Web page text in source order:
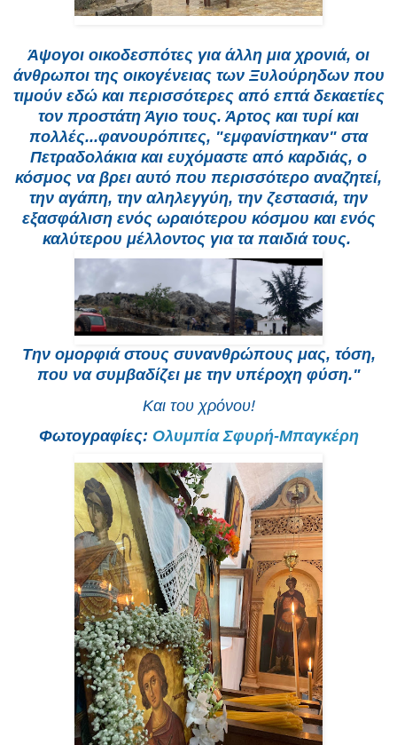
Άψογοι οικοδεσπότες για άλλη μια χρονιά, οι
άνθρωποι της οικογένειας των Ξυλούρηδων που
τιμούν εδώ και περισσότερες από επτά δεκαετίες
τον προστάτη Άγιο τους. Άρτος και τυρί και
πολλές...φανουρόπιτες, "εμφανίστηκαν" στα
Πετραδολάκια και ευχόμαστε από καρδιάς, ο
κόσμος να βρει αυτό που περισσότερο αναζητεί,
την αγάπη, την αληλεγγύη, την ζεστασιά, την
εξασφάλιση ενός ωραιότερου κόσμου και ενός
καλύτερου μέλλοντος για τα παιδιά τους.
Την ομορφιά στους συνανθρώπους μας, τόση,
που να συμβαδίζει με την υπέροχη φύση."
Και του χρόνου!
Φωτογραφίες: Ολυμπία Σφυρή-Μπαγκέρη